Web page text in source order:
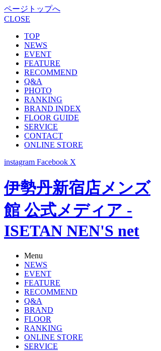
ページトップへ
CLOSE
TOP
NEWS
EVENT
FEATURE
RECOMMEND
Q&A
PHOTO
RANKING
BRAND INDEX
FLOOR GUIDE
SERVICE
CONTACT
ONLINE STORE
instagram Facebook X
伊勢丹新宿店メンズ
館 公式メディア -
ISETAN NEN'S net
Menu
NEWS
EVENT
FEATURE
RECOMMEND
Q&A
BRAND
FLOOR
RANKING
ONLINE STORE
SERVICE